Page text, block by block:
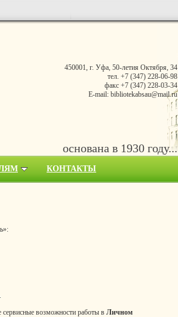
450001, г. Уфа, 50-летия Октября, 34
тел. +7 (347) 228-06-98
факс +7 (347) 228-03-34
E-mail: bibliotekabsau@mail.ru
основана в 1930 году...
КОНТАКТЫ
.
возможности работы в Личном